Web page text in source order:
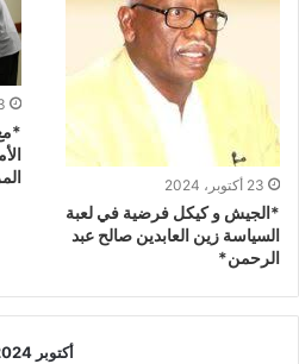
23 أكتوبر، 2024
*الجيش و كيكل فرضية في لعبة
السياسة زين العابدين صالح عبد
الرحمن*
23
أكتوبر 2024